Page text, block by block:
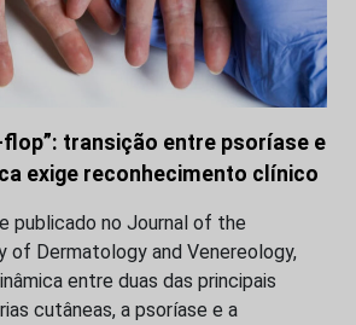
transição entre psoríase e
exige reconhecimento clínico
publicado no Journal of the
of Dermatology and Venereology,
entre duas das principais
cutâneas, a psoríase e a